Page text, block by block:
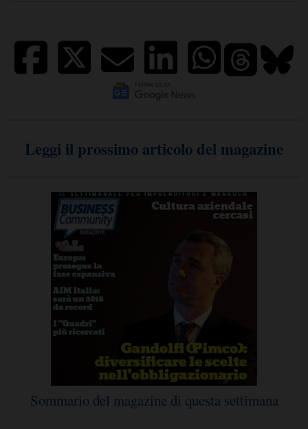
Leggi il prossimo articolo del magazine
Sommario del magazine di questa settimana